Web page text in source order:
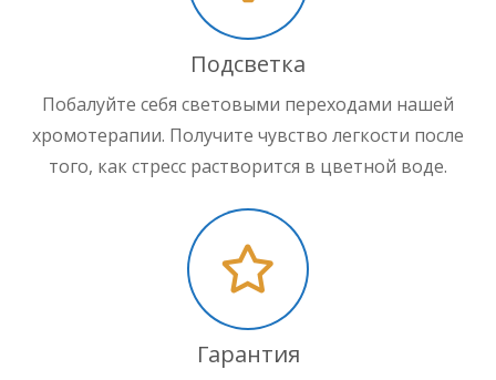
Подсветка
Побалуйте себя световыми переходами нашей
хромотерапии. Получите чувство легкости после
того, как стресс растворится в цветной воде.
Гарантия